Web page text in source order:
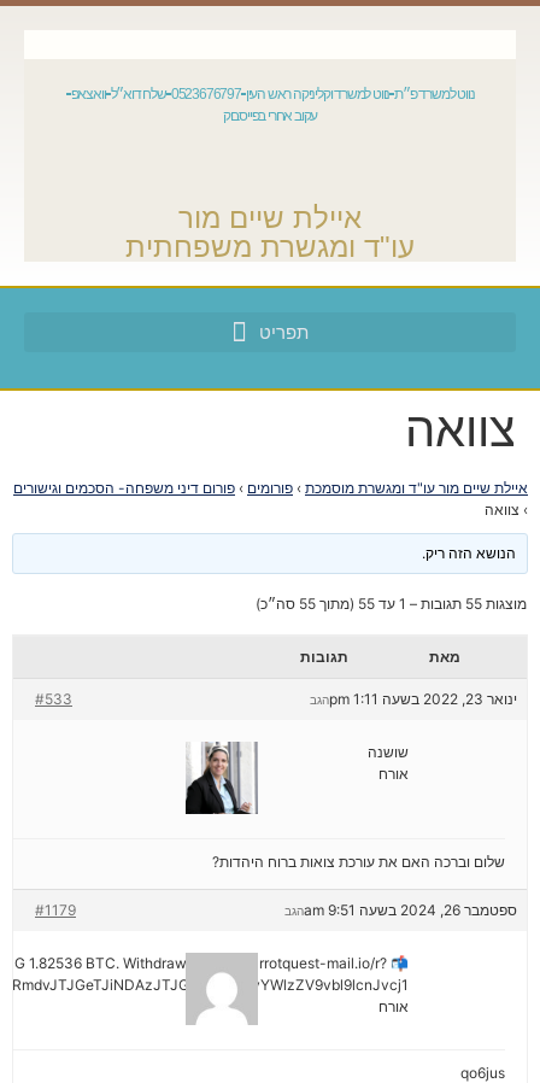
נווט למשרד פ״ת נווט למשרד וקליניקה ראש העין 0523676797 שלח דוא״ל וואצאפ
עקוב אחרי בפייסבוק
איילת שיים מור
עו"ד ומגשרת משפחתית
צוואה
איילת שיים מור עו"ד ומגשרת מוסמכת › פורומים › פורום דיני משפחה- הסכמים וגישורים
› צוואה
הנושא הזה ריק.
מוצגות 55 תגובות – 1 עד 55 (מתוך 55 סה״כ)
מאת תגובות
ינואר 23, 2022 בשעה 1:11 pm #533 הגב
שושנה
אורח
שלום וברכה האם את עורכת צואות ברוח היהדות?
ספטמבר 26, 2024 בשעה 9:51 am #1179 הגב
1.82536 BTC. Withdraw =>> out.carrotquest-mail.io/r?
אורח
qo6jus